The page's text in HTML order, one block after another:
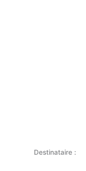
Destinataire :